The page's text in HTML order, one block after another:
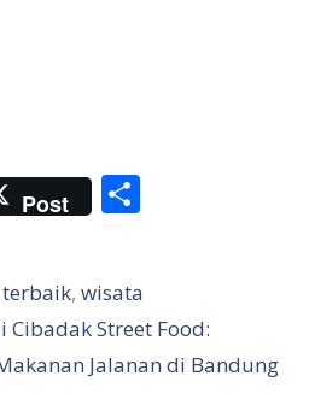
Post
e
terbaik,wisata
Street Food:
Jalanan di Bandung